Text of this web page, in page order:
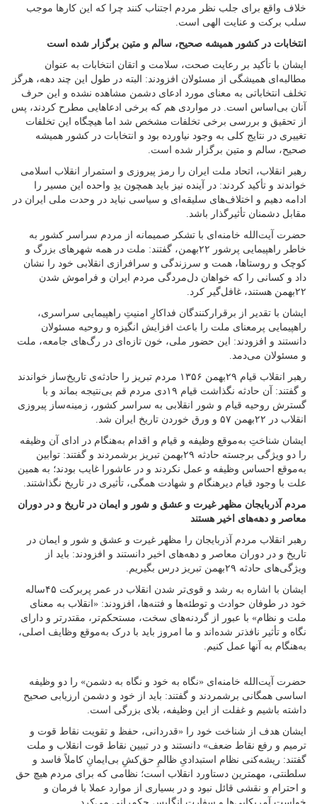
خلاف واقع برای جلب نظر مردم اجتناب کنند چرا که این کارها موجب
سلب برکت و عنایت الهی است.
انتخابات در کشور همیشه صحیح، سالم و متین برگزار شده است
ایشان با تأکید بر رعایت صحت، سلامت و اتقان انتخابات به عنوان
مطالبه‌ای همیشگی از مسئولان افزودند: البته در طول این چند دهه، هرگز
تخلف انتخاباتی به معنای مورد ادعای دشمن مشاهده نشده و این حرف
آنان بی‌اساس است. در مواردی هم که برخی ادعاهایی مطرح کردند، پس
از تحقیق و بررسی برخی تخلفات مشخص شد اما هیچگاه این تخلفات
تغییری در نتایج کلی به وجود نیاورده بود و انتخابات در کشور همیشه
صحیح، سالم و متین برگزار شده است.
رهبر انقلاب، اتحاد ملت ایران را رمز پیروزی و استمرار انقلاب اسلامی
خواندند و تأکید کردند: در آینده نیز باید همچون یدِ واحده این مسیر را
ادامه دهیم و اختلاف‌های سلیقه‌ای و سیاسی نباید در وحدت ملی ایران در
مقابل دشمنان تأثیرگذار باشد.
حضرت آیت‌الله خامنه‌ای با تشکر صمیمانه از مردم سراسر کشور به
خاطر راهپیمایی پرشور ۲۲بهمن، گفتند: ملت در همه شهرهای بزرگ و
کوچک و روستاها، همت و سرزندگی و سرافرازی انقلابی خود را نشان
داد و کسانی را که خواهان دل‌مردگی مردم ایران و فراموش شدن
۲۲بهمن هستند، غافل‌گیر کرد.
ایشان با تقدیر از برقرارکنندگان فداکارِ امنیتِ راهپیمایی سراسری،
راهپیمایی پرمعنای ملت را باعث افزایش انگیزه و روحیه مسئولان
دانستند و افزودند: این حضور ملی، خون تازه‌ای در رگ‌های جامعه، ملت
و مسئولان می‌دمد.
رهبر انقلاب قیام ۲۹بهمن ۱۳۵۶ مردم تبریز را حادثه‌ی تاریخ‌ساز خواندند
و گفتند: آن حادثه نگذاشت قیام ۱۹دی مردم قم بی‌نتیجه بماند و با
گسترش روحیه قیام و شور انقلابی به سراسر کشور، زمینه‌ساز پیروزی
انقلاب در ۲۲بهمن ۵۷ و ورق خوردن تاریخ ایران شد.
ایشان شناختِ به‌موقع وظیفه و قیام و اقدام به‌هنگام در ادای آن وظیفه
را دو ویژگی برجسته حادثه ۲۹بهمن تبریز برشمردند و گفتند: توابین
به‌موقع احساس وظیفه و عمل نکردند و در عاشورا غایب بودند؛ به همین
علت با وجود قیام دیرهنگام و شهادت همگی، تأثیری در تاریخ نگذاشتند.
مردم آذربایجان مظهر غیرت و عشق و شور و ایمان در تاریخ و در دوران
معاصر و دهه‌های اخیر هستند
رهبر انقلاب مردم آذربایجان را مظهر غیرت و عشق و شور و ایمان در
تاریخ و در دوران معاصر و دهه‌های اخیر دانستند و افزودند: باید از
ویژگی‌های حادثه ۲۹بهمن تبریز درس بگیریم.
ایشان با اشاره به رشد و قوی‌تر شدن انقلاب در عمر پربرکت ۴۵ساله
خود در طوفان حوادث و توطئه‌ها و فتنه‌ها، افزودند: «انقلاب به معنای
ملت و نظام» با عبور از گردنه‌های سخت، مستحکم‌تر، مقتدرتر و دارای
نگاه و تأثیر نافذتر شده‌اند و ما امروز باید با درک به‌موقع وظایف اصلی،
به‌هنگام به آنها عمل کنیم.
حضرت آیت‌الله خامنه‌ای «نگاه به خود و نگاه به دشمن» را دو وظیفه
اساسی همگانی برشمردند و گفتند: باید از خود و دشمن ارزیابی صحیح
داشته باشیم و غفلت از این وظیفه، بلای بزرگی است.
ایشان هدف از شناخت خود را «قدردانی، حفظ و تقویت نقاط قوت و
ترمیم و رفع نقاط ضعف» دانستند و در تبیین نقاط قوت انقلاب و ملت
گفتند: ریشه‌کنی نظام استبدادیِ ظالمِ حق‌کشِ بی‌ایمانِ کاملاً فاسد و
سلطنتی، مهمترین دستاورد انقلاب است؛ نظامی که برای مردم هیچ حق
و احترام و نقشی قائل نبود و در بسیاری از موارد عملا با فرمان و